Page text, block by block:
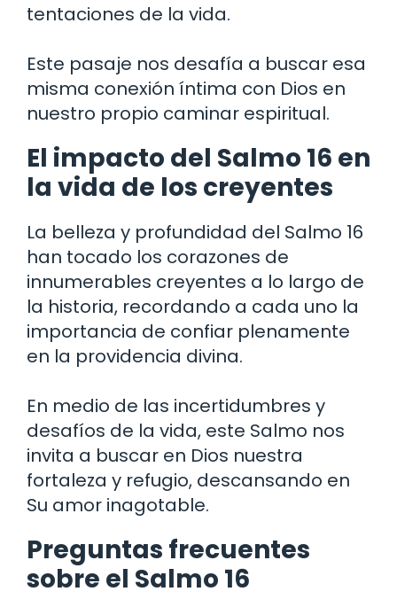
tentaciones de la vida.
Este pasaje nos desafía a buscar esa
misma conexión íntima con Dios en
nuestro propio caminar espiritual.
El impacto del Salmo 16 en
la vida de los creyentes
La belleza y profundidad del Salmo 16
han tocado los corazones de
innumerables creyentes a lo largo de
la historia, recordando a cada uno la
importancia de confiar plenamente
en la providencia divina.
En medio de las incertidumbres y
desafíos de la vida, este Salmo nos
invita a buscar en Dios nuestra
fortaleza y refugio, descansando en
Su amor inagotable.
Preguntas frecuentes
sobre el Salmo 16